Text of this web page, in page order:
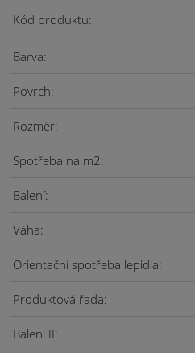
Kód produktu
Barva
Povrch
Rozměr
Spotřeba na m2
Balení
Váha
Orientační spotřeba lepidla
Produktová řada
Balení II